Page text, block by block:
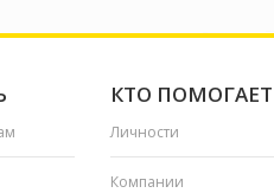
КТО ПОМОГАЕТ
Личности
Компании